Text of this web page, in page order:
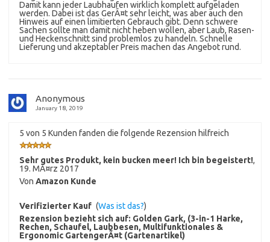
Damit kann jeder Laubhaufen wirklich komplett aufgeladen
werden. Dabei ist das GerÃ¤t sehr leicht, was aber auch den
Hinweis auf einen limitierten Gebrauch gibt. Denn schwere
Sachen sollte man damit nicht heben wollen, aber Laub, Rasen-
und Heckenschnitt sind problemlos zu handeln. Schnelle
Lieferung und akzeptabler Preis machen das Angebot rund.
Anonymous
January 18, 2019
5 von 5 Kunden fanden die folgende Rezension hilfreich
Sehr gutes Produkt, kein bucken meer! Ich bin begeistert!,
19. MÃ¤rz 2017
Von Amazon Kunde
Verifizierter Kauf (Was ist das?)
Rezension bezieht sich auf: Golden Gark, (3-in-1 Harke,
Rechen, Schaufel, Laubbesen, Multifunktionales &
Ergonomic GartengerÃ¤t (Gartenartikel)